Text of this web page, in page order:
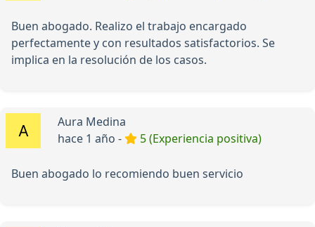
Buen abogado. Realizo el trabajo encargado
perfectamente y con resultados satisfactorios. Se
implica en la resolución de los casos.
Aura Medina
hace 1 año -
5 (Experiencia positiva)
Buen abogado lo recomiendo buen servicio